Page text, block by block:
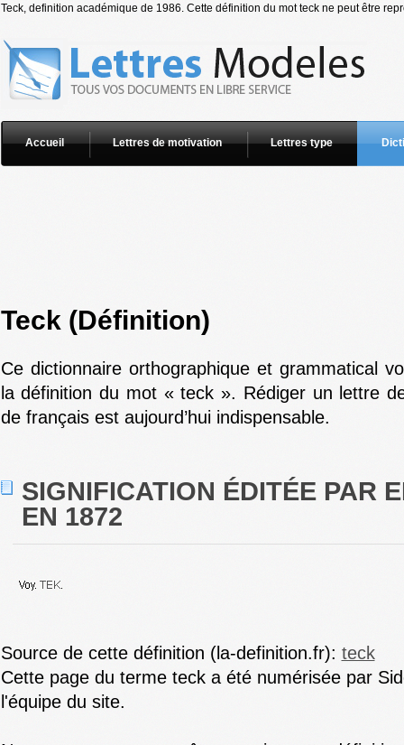
Teck, definition académique de 1986. Cette définition du mot teck ne peut être
Accueil Lettres de motivation Lettres type
Teck (Définition)
Ce dictionnaire orthographique et grammatical
la définition du mot « teck ». Rédiger un lettre
de français est aujourd’hui indispensable.
SIGNIFICATION ÉDITÉE PAR
EN 1872
Source de cette définition (la-definition.fr): teck
Cette page du terme teck a été numérisée par
l'équipe du site.